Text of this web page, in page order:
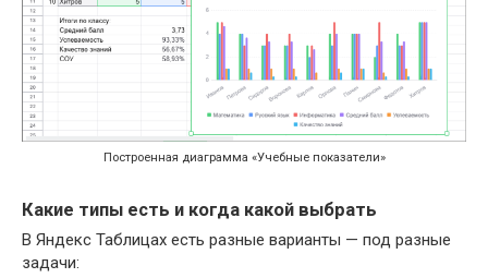
Построенная диаграмма «Учебные показатели»
Какие типы есть и когда какой выбрать
В Яндекс Таблицах есть разные варианты — под разные
задачи: